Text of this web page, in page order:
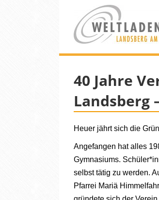
40 Jahre
Landsberg
Heuer jährt sich die
Angefangen hat alles
Gymnasiums.
selbst tätig zu werden.
Pfarrei Mariä